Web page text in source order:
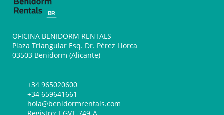
OFICINA BENIDORM RENTALS
Plaza Triangular Esq. Dr. Pérez Llorca
03503 Benidorm (Alicante)
+34 965020600
+34 659641661
hola@benidormrentals.com
Registro: EGVT-749-A